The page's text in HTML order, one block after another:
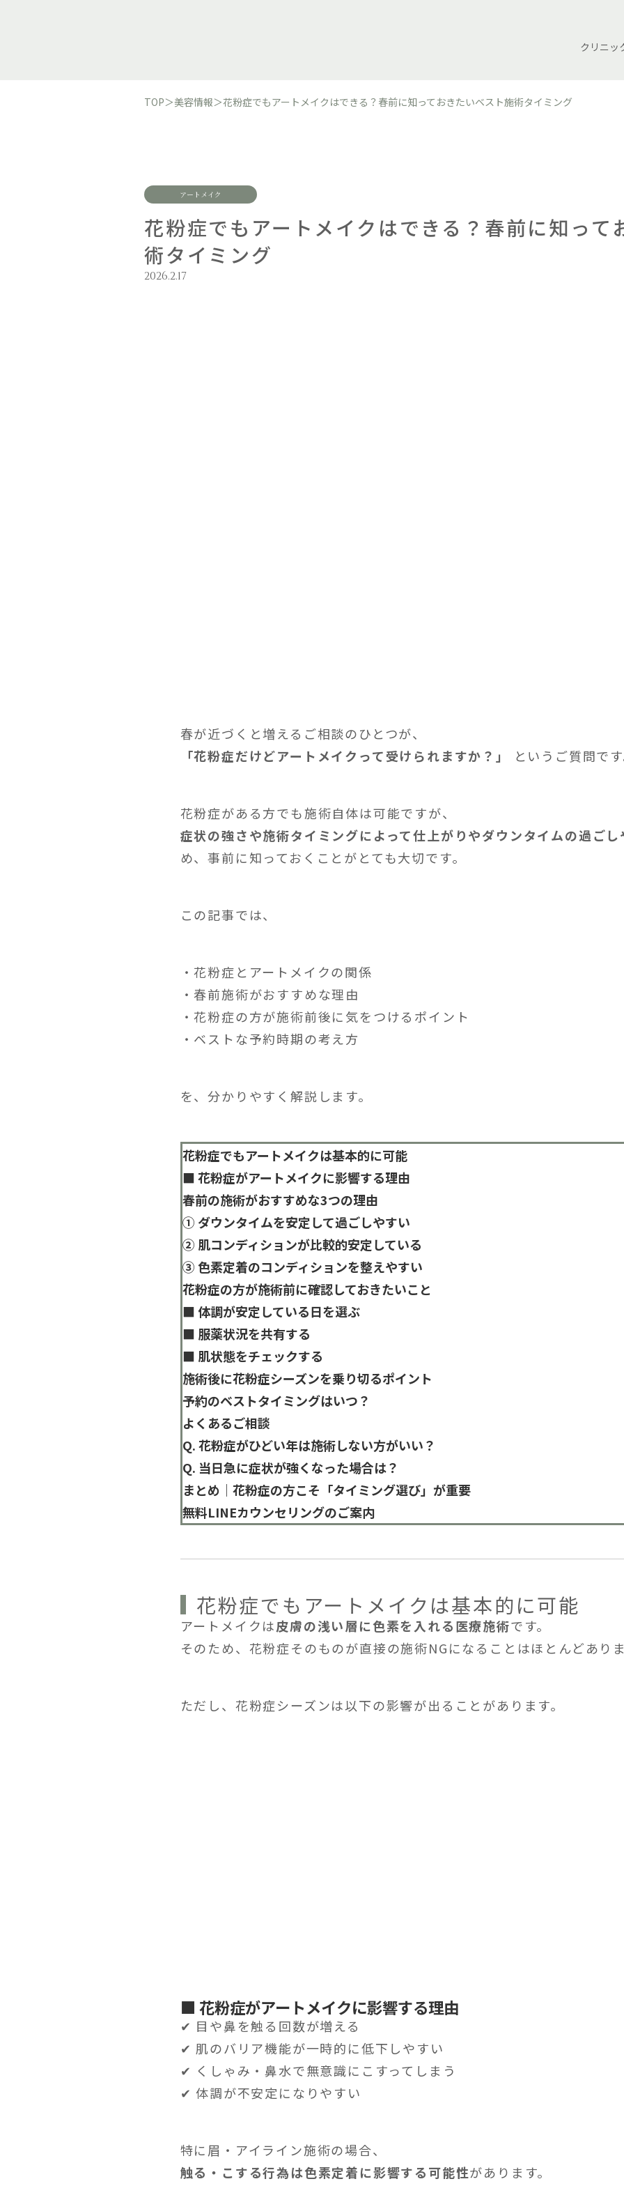
クリニッ
TOP＞美容情報＞花粉症でもアートメイクはできる？春前に知っておきたいベスト施術タイミング
アートメイク
花粉症でもアートメイクはできる？春前に知って
術タイミング
2026.2.17
春が近づくと増えるご相談のひとつが、
「花粉症だけどアートメイクって受けられますか？」
というご質問で
花粉症がある方でも施術自体は可能ですが、
症状の強さや施術タイミングによって仕上がりやダウンタイムの過ご
め、事前に知っておくことがとても大切です。
この記事では、
・花粉症とアートメイクの関係
・春前施術がおすすめな理由
・花粉症の方が施術前後に気をつけるポイント
・ベストな予約時期の考え方
を、分かりやすく解説します。
花粉症でもアートメイクは基本的に可能
■ 花粉症がアートメイクに影響する理由
春前の施術がおすすめな3つの理由
① ダウンタイムを安定して過ごしやすい
② 肌コンディションが比較的安定している
③ 色素定着のコンディションを整えやすい
花粉症の方が施術前に確認しておきたいこと
■ 体調が安定している日を選ぶ
■ 服薬状況を共有する
■ 肌状態をチェックする
施術後に花粉症シーズンを乗り切るポイント
予約のベストタイミングはいつ？
よくあるご相談
Q. 花粉症がひどい年は施術しない方がいい？
Q. 当日急に症状が強くなった場合は？
まとめ｜花粉症の方こそ「タイミング選び」が重要
無料LINEカウンセリングのご案内
花粉症でもアートメイクは基本的に可能
アートメイクは皮膚の浅い層に色素を入れる医療施術です。
そのため、花粉症そのものが直接の施術NGになることはほとんどあり
ただし、花粉症シーズンは以下の影響が出ることがあります。
■ 花粉症がアートメイクに影響する理由
✔ 目や鼻を触る回数が増える
✔ 肌のバリア機能が一時的に低下しやすい
✔ くしゃみ・鼻水で無意識にこすってしまう
✔ 体調が不安定になりやすい
特に眉・アイライン施術の場合、
触る・こする行為は色素定着に影響する可能性があります。